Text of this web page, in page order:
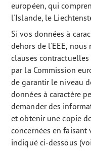
européen, qui
l'Islande, le
Si vos données à
dehors de l'EEE, nous
clauses
par la Commission
de garantir le niveau
données à caractère
demander des
et obtenir une copie
concernées en
indiqué ci-dessous